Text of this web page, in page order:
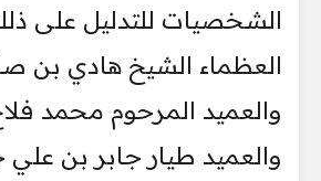
الشخصيات للتدليل على
العظماء الشيخ هادي بن
والعميد المرحوم محمد
والعميد طيار جابر بن علي